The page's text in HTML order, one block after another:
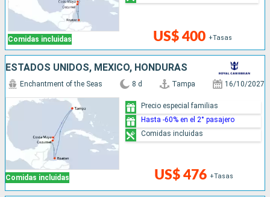
Comidas incluidas US$ 400 +Tasas
ESTADOS UNIDOS, MÉXICO, HONDURAS
Comidas incluidas
Enchantment of the Seas 8 d Tampa 16/10/2027
US$ 476 +Tasas
Precio especial familias
Hasta -60% en el 2° pasajero
Comidas incluidas